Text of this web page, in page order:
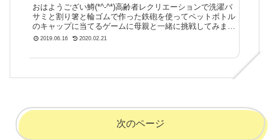
おはようござい鱒(*^-^*)高齢者レクリエーションで洗濯バ
サミと割り箸と輪ゴムで作った鉄砲を使ってペットボトル
のキャップに当てるゲームに母親と一緒に挑戦してみまし
た(^^♪洗濯バサミ割り箸鉄砲ゲーム作り方遊び方準備した
2019.06.16 2020.02.21
次のページ